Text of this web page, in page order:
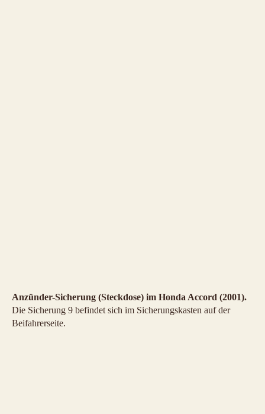
Anzünder-Sicherung (Steckdose) im Honda Accord (2001).
Die Sicherung 9 befindet sich im Sicherungskasten auf der
Beifahrerseite.